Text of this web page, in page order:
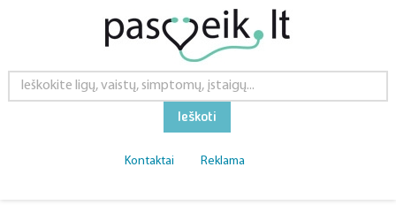
Ieškoti
Kontaktai Reklama